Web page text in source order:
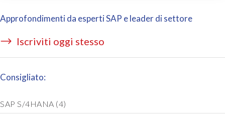
Approfondimenti da esperti SAP e leader di settore
Iscriviti oggi stesso
Consigliato:
SAP S/4HANA (4)